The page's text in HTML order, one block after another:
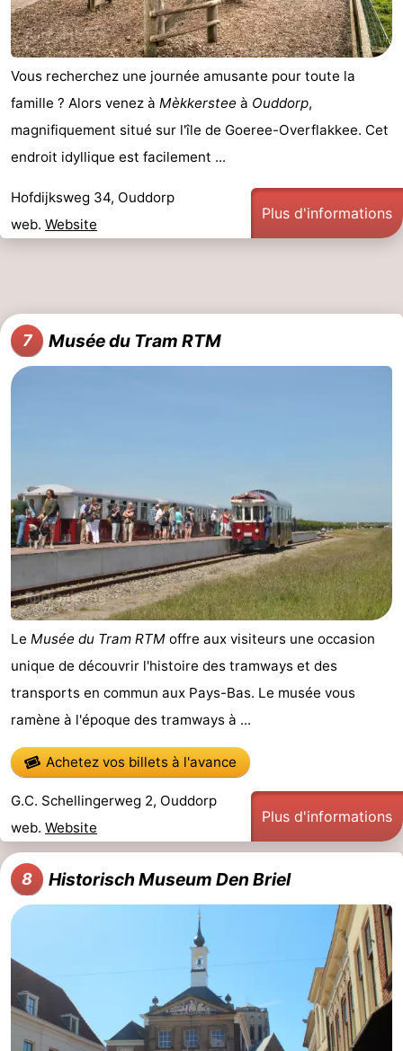
Vous recherchez une journée amusante pour toute la
famille ? Alors venez à Mèkkerstee à Ouddorp,
magnifiquement situé sur l'île de Goeree-Overflakkee. Cet
endroit idyllique est facilement ...
Hofdijksweg 34, Ouddorp
web. Website
Plus d'informations
7 Musée du Tram RTM
Le Musée du Tram RTM offre aux visiteurs une occasion
unique de découvrir l'histoire des tramways et des
transports en commun aux Pays-Bas. Le musée vous
ramène à l'époque des tramways à ...
Achetez vos billets à l'avance
G.C. Schellingerweg 2, Ouddorp
web. Website
Plus d'informations
8 Historisch Museum Den Briel